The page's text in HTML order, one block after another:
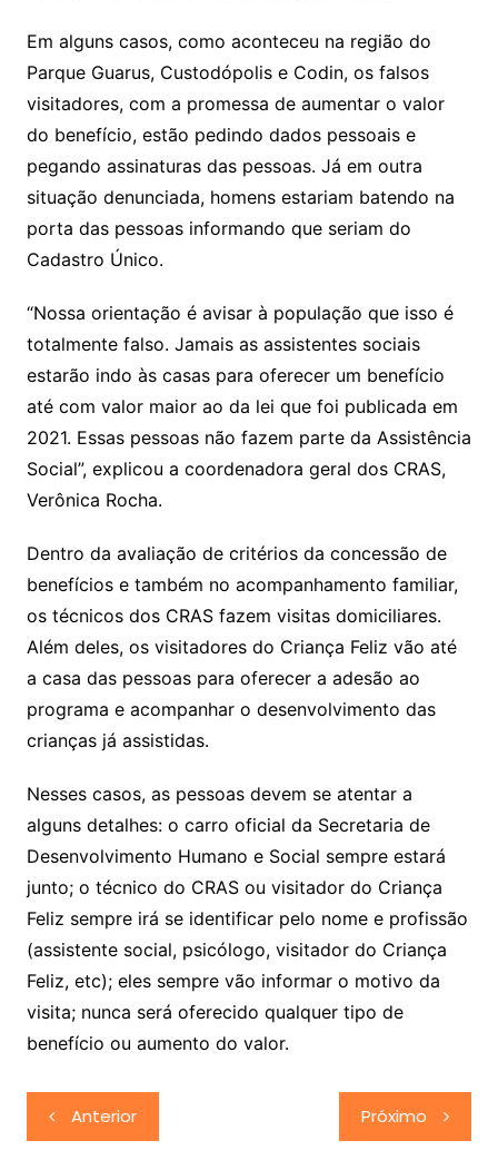
Em alguns casos, como aconteceu na região do
Parque Guarus, Custodópolis e Codin, os falsos
visitadores, com a promessa de aumentar o valor
do benefício, estão pedindo dados pessoais e
pegando assinaturas das pessoas. Já em outra
situação denunciada, homens estariam batendo na
porta das pessoas informando que seriam do
Cadastro Único.
“Nossa orientação é avisar à população que isso é
totalmente falso. Jamais as assistentes sociais
estarão indo às casas para oferecer um benefício
até com valor maior ao da lei que foi publicada em
2021. Essas pessoas não fazem parte da Assistência
Social”, explicou a coordenadora geral dos CRAS,
Verônica Rocha.
Dentro da avaliação de critérios da concessão de
benefícios e também no acompanhamento familiar,
os técnicos dos CRAS fazem visitas domiciliares.
Além deles, os visitadores do Criança Feliz vão até
a casa das pessoas para oferecer a adesão ao
programa e acompanhar o desenvolvimento das
crianças já assistidas.
Nesses casos, as pessoas devem se atentar a
alguns detalhes: o carro oficial da Secretaria de
Desenvolvimento Humano e Social sempre estará
junto; o técnico do CRAS ou visitador do Criança
Feliz sempre irá se identificar pelo nome e profissão
(assistente social, psicólogo, visitador do Criança
Feliz, etc); eles sempre vão informar o motivo da
visita; nunca será oferecido qualquer tipo de
benefício ou aumento do valor.
Navegação
de
Anterior Próximo